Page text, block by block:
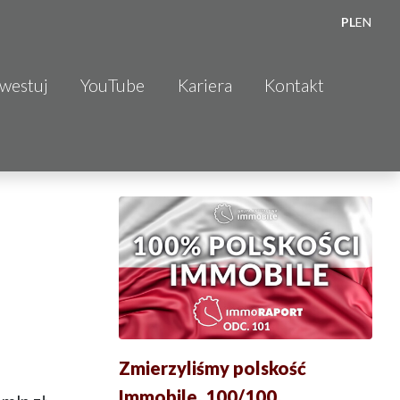
YouTube Kariera Kontakt
PLEN
Zmierzyliśmy polskość